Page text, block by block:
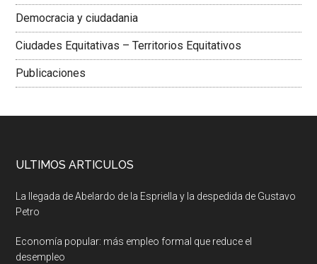
Democracia y ciudadania
Ciudades Equitativas – Territorios Equitativos
Publicaciones
ULTIMOS ARTICULOS
La llegada de Abelardo de la Espriella y la despedida de Gustavo
Petro
Economía popular: más empleo formal que reduce el
desempleo